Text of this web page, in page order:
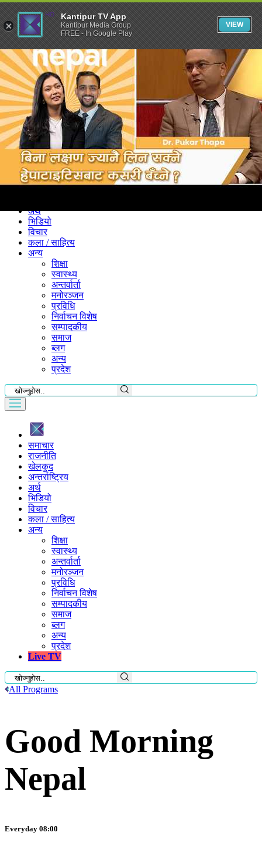
समाचार
राजनीति
अर्थ
भिडियो
विचार
कला / साहित्य
अन्य
शिक्षा
स्वास्थ्य
अन्तर्वार्ता
मनोरञ्जन
प्रविधि
निर्वाचन विशेष
सम्पादकीय
समाज
ब्लग
अन्य
प्रदेश
समाचार
राजनीति
खेलकुद
अन्तर्राष्ट्रिय
अर्थ
भिडियो
विचार
कला / साहित्य
अन्य
शिक्षा
स्वास्थ्य
अन्तर्वार्ता
मनोरञ्जन
प्रविधि
निर्वाचन विशेष
सम्पादकीय
समाज
ब्लग
अन्य
प्रदेश
Live TV
All Programs
Good Morning
Nepal
Everyday 08:00
Kantipur TV App
Kantipur Media Group
FREE - In Google Play
VIEW